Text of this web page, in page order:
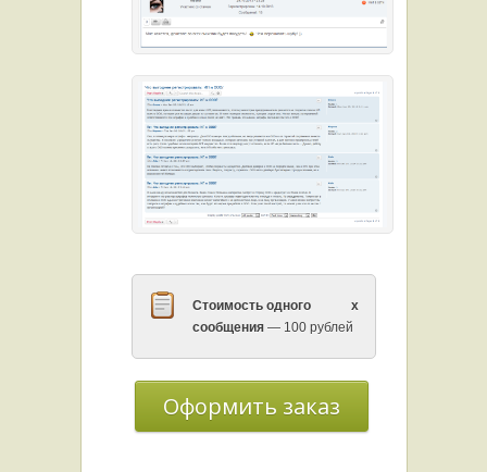
x
Стоимость одного
сообщения— 100 рублей
Оформить заказ